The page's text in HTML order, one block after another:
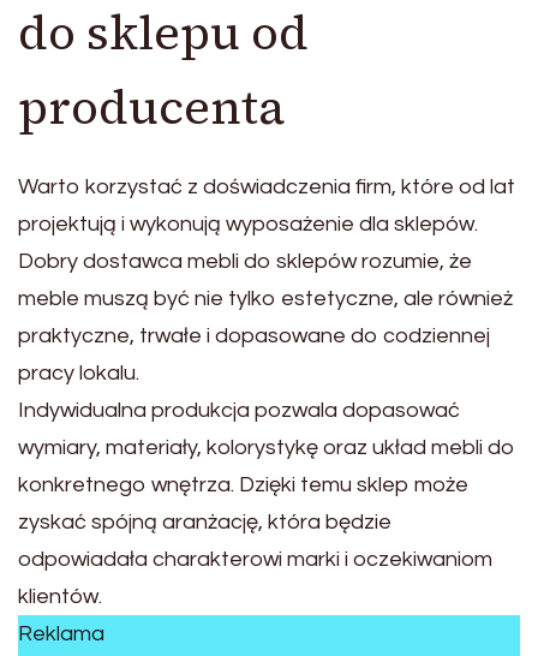
do sklepu od
producenta
Warto korzystać z doświadczenia firm, które od lat
projektują i wykonują wyposażenie dla sklepów.
Dobry dostawca mebli do sklepów rozumie, że
meble muszą być nie tylko estetyczne, ale również
praktyczne, trwałe i dopasowane do codziennej
pracy lokalu.
Indywidualna produkcja pozwala dopasować
wymiary, materiały, kolorystykę oraz układ mebli do
konkretnego wnętrza. Dzięki temu sklep może
zyskać spójną aranżację, która będzie
odpowiadała charakterowi marki i oczekiwaniom
klientów.
Reklama